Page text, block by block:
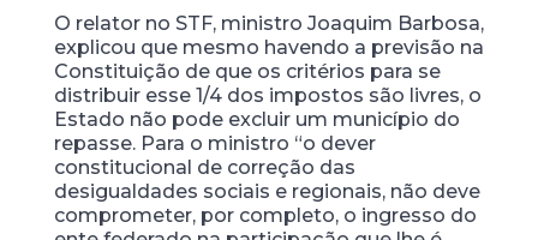
O relator no STF, ministro Joaquim Barbosa,
explicou que mesmo havendo a previsão na
Constituição de que os critérios para se
distribuir esse 1/4 dos impostos são livres, o
Estado não pode excluir um município do
repasse. Para o ministro “o dever
constitucional de correção das
desigualdades sociais e regionais, não deve
comprometer, por completo, o ingresso do